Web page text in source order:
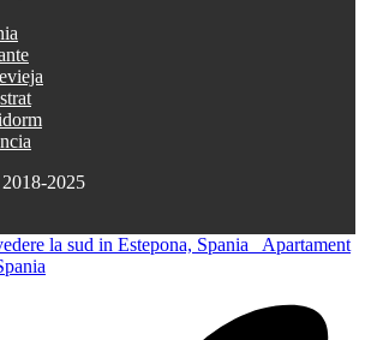
2025
la sud in Estepona, Spania
Apartament